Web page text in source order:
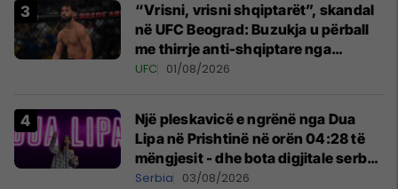
“Vrisni, vrisni shqiptarët”, skandal
në UFC Beograd: Buzukja u përball
me thirrje anti-shqiptare nga
tribunat
UFC 01/08/2026
Një pleskavicë e ngrënë nga Dua
Lipa në Prishtinë në orën 04:28 të
mëngjesit - dhe bota digjitale serbe
shpall gjendjen e luftës
Serbia 03/08/2026